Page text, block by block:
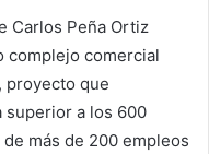
Carlos Peña Ortiz
complejo comercial
proyecto que
superior a los 600
más de 200 empleos